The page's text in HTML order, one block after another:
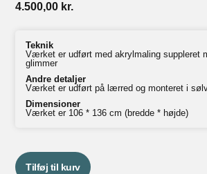
4.500,00 kr.
Teknik
Værket er udført med akrylmaling suppleret
glimmer
Andre detaljer
Værket er udført på lærred og monteret i
Dimensioner
Værket er 106 * 136 cm (bredde * højde)
Tilføj til kurv